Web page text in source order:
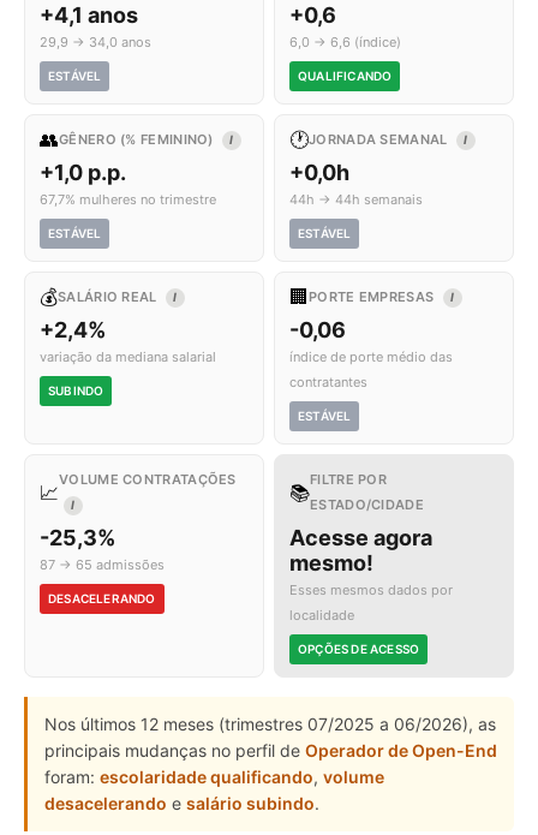
+4,1 anos
29,9 → 34,0 anos
ESTÁVEL
+0,6
6,0 → 6,6 (índice)
QUALIFICANDO
👥GÊNERO (% FEMININO) I
+1,0 p.p.
67,7% mulheres no trimestre
ESTÁVEL
🕐JORNADA SEMANAL I
+0,0h
44h → 44h semanais
ESTÁVEL
💰SALÁRIO REAL I
+2,4%
variação da mediana salarial
SUBINDO
🏢 PORTE EMPRESAS I
-0,06
índice de porte médio das
contratantes
ESTÁVEL
📈
VOLUME CONTRATAÇÕES
I
-25,3%
87 → 65 admissões
DESACELERANDO
📚
FILTRE POR
ESTADO/CIDADE
Acesse agora
mesmo!
Esses mesmos dados por
localidade
OPÇÕES DE ACESSO
Nos últimos 12 meses (trimestres 07/2025 a 06/2026), as
principais mudanças no perfil de Operador de Open-End
foram: escolaridade qualificando, volume
desacelerando e salário subindo.